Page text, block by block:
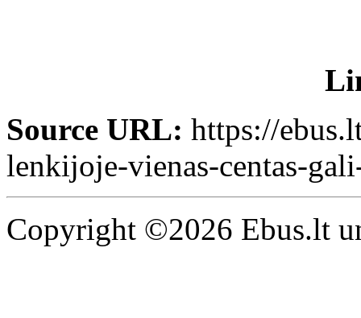
Source URL: https://
lenkijoje-vienas-centas-
Copyright ©2026 Ebus.lt